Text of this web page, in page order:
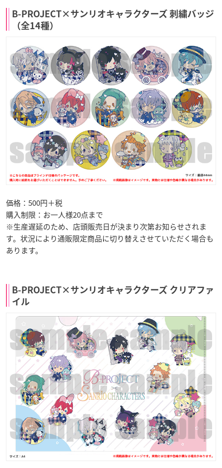
B-PROJECT×サンリオキャラクターズ 刺繍バッジ
（全14種）
価格：500円＋税
購入制限：お一人様20点まで
※生産遅延のため、店頭販売日が決まり次第お知らせされま
す。状況により通販限定商品に切り替えさせていただく場合も
あります。
B-PROJECT×サンリオキャラクターズ クリアファ
イル